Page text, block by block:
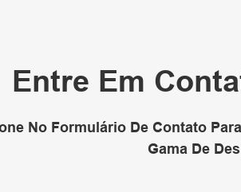
Entre Em
No Formulário De Contato
Gama De